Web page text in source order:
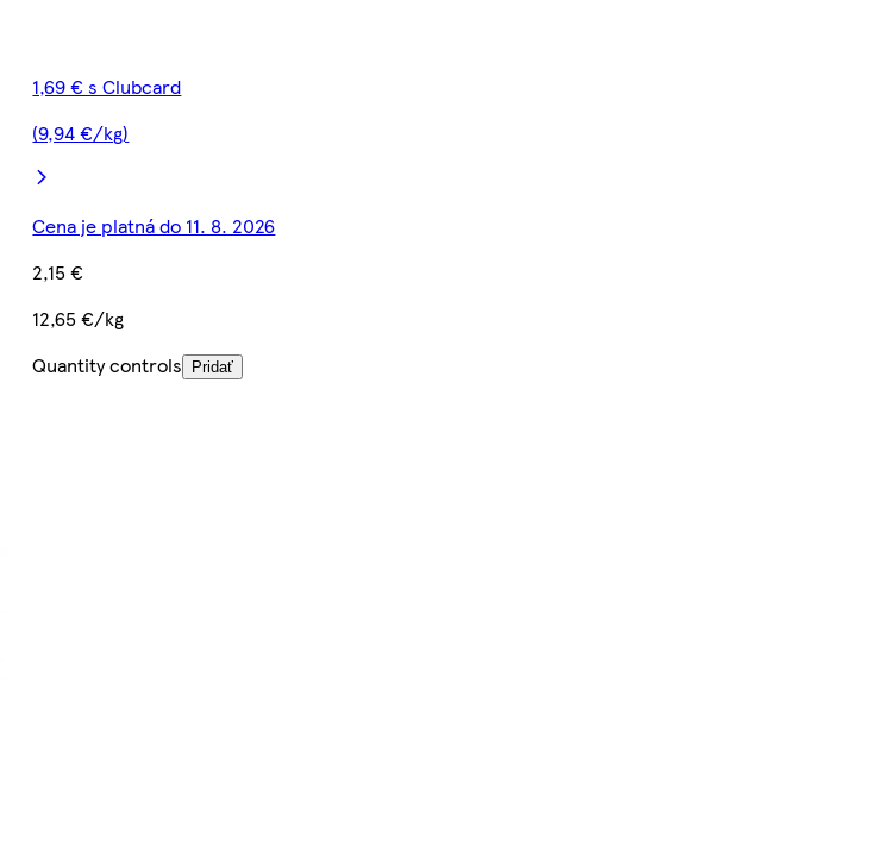
1,69 € s Clubcard
(9,94 €/kg)
Cena je platná do 11. 8. 2026
2,15 €
12,65 €/kg
Quantity controls
Pridať